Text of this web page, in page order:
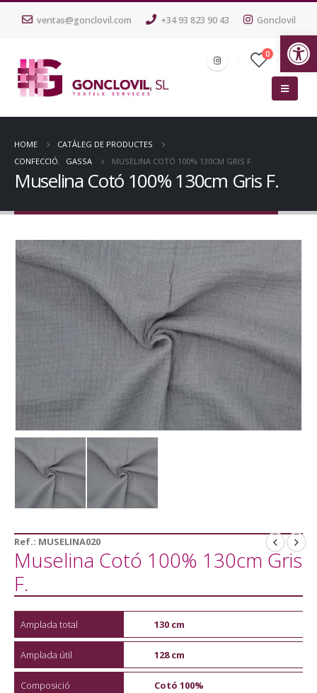
ventas@gonclovil.com +34 93 823 90 43 Gonclovil
0
HOME
CATÀLEG DE PRODUCTES
CONFECCIÓ, GASSA MUSELINA COTÓ 100% 130CM GRIS F.
Muselina Cotó 100% 130cm Gris F.
Ref.: MUSELINA020
Muselina Cotó 100% 130cm Gris
F.
Amplada total 130 cm
Amplada útil 128 cm
Composició Cotó 100%